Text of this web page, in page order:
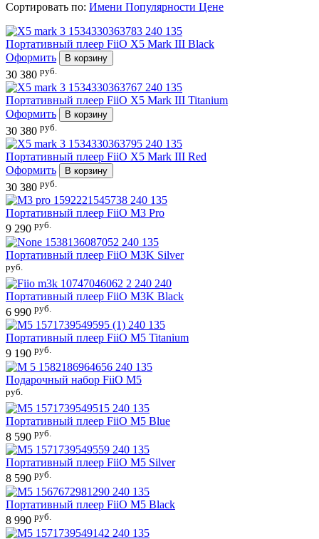
Сортировать по: Имени Популярности Цене
Портативный плеер FiiO X5 Mark III Black
Оформить
В корзину
30 380 руб.
Портативный плеер FiiO X5 Mark III Titanium
Оформить
В корзину
30 380 руб.
Портативный плеер FiiO X5 Mark III Red
Оформить
В корзину
30 380 руб.
Портативный плеер FiiO M3 Pro
9 290 руб.
Портативный плеер FiiO M3K Silver
руб.
Портативный плеер FiiO M3K Black
6 990 руб.
Портативный плеер FiiO M5 Titanium
9 190 руб.
Подарочный набор FiiO M5
руб.
Портативный плеер FiiO M5 Blue
8 590 руб.
Портативный плеер FiiO M5 Silver
8 590 руб.
Портативный плеер FiiO M5 Black
8 990 руб.